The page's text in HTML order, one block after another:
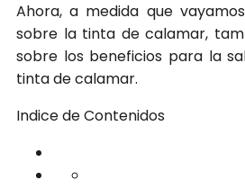
Ahora, a medida que
sobre la tinta de calamar,
sobre los beneficios para la
tinta de calamar.
Indice de Contenidos